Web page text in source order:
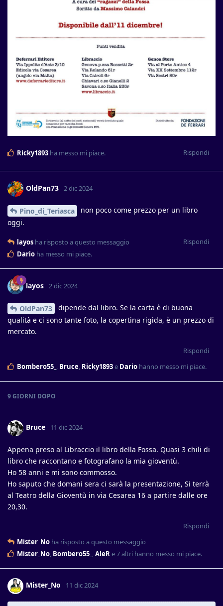
Rispondi
Ricky1893 ha messo mi piace.
OldPan73 2 dic 2024
Pino_di_Teriasca
non poco come prezzo per un libro
oggi.
Rispondi
layos ha risposto a questo messaggio
Dario ha messo mi piace.
layos 2 dic 2024
OldPan73
dipende dal libro. Se la carta è di buona
qualità e ci sono tante foto, la copertina rigida, è un prezzo di
mercato.
Rispondi
Bombero55_ , Bruce, Ricky1893e Dario hanno messo mi piace.
9 GIORNI DOPO
Bruce 11 dic 2024
Appena preso al Libraccio il libro della Fossa. Quasi 3 chili di
libro che raccontano e fotografano la mia gioventù.
Ho 58 anni e mi sono commosso.
Ho saputo che domani sera ci sarà la presentazione, Si terrà
al Teatro della Gioventù in via Cesarea 16 a partire dalle ore
20,30.
Rispondi
Mister_No ha risposto a questo messaggio
Mister_No, Bombero55_ ,AleRe7altri hanno messo mi piace.
Mister_No 11 dic 2024